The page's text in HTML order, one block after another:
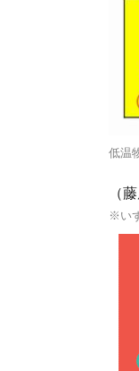
低温
（
※い